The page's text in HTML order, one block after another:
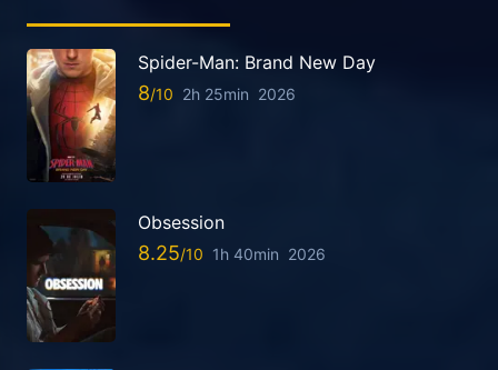
Spider-Man: Brand New Day
8 2h 25min 2026
Obsession
8.25 1h 40min 2026